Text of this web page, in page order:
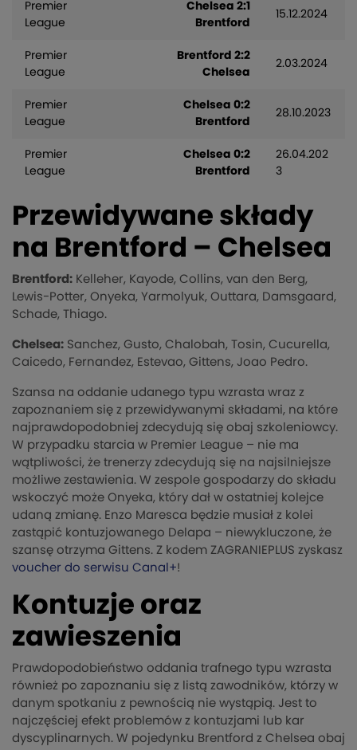
Premier
League
Chelsea 2:1
Brentford
15.12.2024
Premier
League
Brentford 2:2
Chelsea
2.03.2024
Premier
League
Chelsea 0:2
Brentford
28.10.2023
Premier
League
Chelsea 0:2
Brentford
26.04.202
3
Przewidywane składy
na Brentford – Chelsea
Brentford: Kelleher, Kayode, Collins, van den Berg,
Lewis-Potter, Onyeka, Yarmolyuk, Outtara, Damsgaard,
Schade, Thiago.
Chelsea: Sanchez, Gusto, Chalobah, Tosin, Cucurella,
Caicedo, Fernandez, Estevao, Gittens, Joao Pedro.
Szansa na oddanie udanego typu wzrasta wraz z
zapoznaniem się z przewidywanymi składami, na które
najprawdopodobniej zdecydują się obaj szkoleniowcy.
W przypadku starcia w Premier League – nie ma
wątpliwości, że trenerzy zdecydują się na najsilniejsze
możliwe zestawienia. W zespole gospodarzy do składu
wskoczyć może Onyeka, który dał w ostatniej kolejce
udaną zmianę. Enzo Maresca będzie musiał z kolei
zastąpić kontuzjowanego Delapa – niewykluczone, że
szansę otrzyma Gittens. Z kodem ZAGRANIEPLUS zyskasz
voucher do serwisu Canal+!
Kontuzje oraz
zawieszenia
Prawdopodobieństwo oddania trafnego typu wzrasta
również po zapoznaniu się z listą zawodników, którzy w
danym spotkaniu z pewnością nie wystąpią. Jest to
najczęściej efekt problemów z kontuzjami lub kar
dyscyplinarnych. W pojedynku Brentford z Chelsea obaj